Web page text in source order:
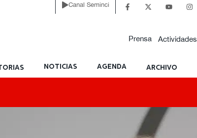
Canal Seminci
Prensa Actividades
NOTICIAS AGENDA ARCHIVO